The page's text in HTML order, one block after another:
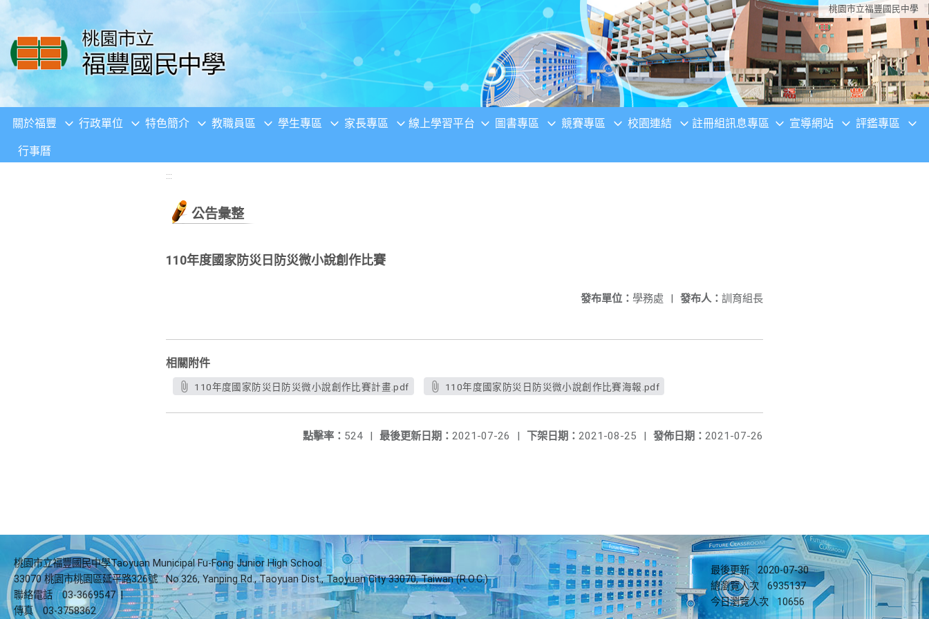
移至網頁之主要內容區位置 桃園市立福豐國民中學
關於福豐 行政單位 特色簡介 教職員區 學生專區 家長專區 線上學習平台 圖書專區 競賽專區 校園連結 註冊組訊息專區 宣導網站 評鑑專區
行事曆
:::
公告彙整
110年度國家防災日防災微小說創作比賽
發布人： 訓育組長
發布單位： 學務處 |
相關附件
110年度國家防災日防災微小說創作比賽計畫.pdf 110年度國家防災日防災微小說創作比賽海報.pdf
發佈日期： 2021-07-26
下架日期： 2021-08-25 |
最後更新日期： 2021-07-26 |
點擊率： 524 |
桃園市立福豐國民中學Taoyuan Municipal Fu-Fong Junior High School
33070 桃園市桃園區延平路326號
No.326, Yanping Rd., Taoyuan Dist., Taoyuan City 33070, Taiwan (R.O.C.)
聯絡電話
03-3669547 |
傳真
03-3758362
最後更新
2020-07-30
總瀏覽人次
6935137
今日瀏覽人次
10656